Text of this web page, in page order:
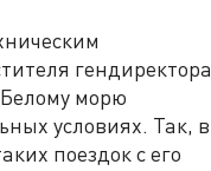
гендиректора
Белому морю
условиях. Так, в
поездок с его